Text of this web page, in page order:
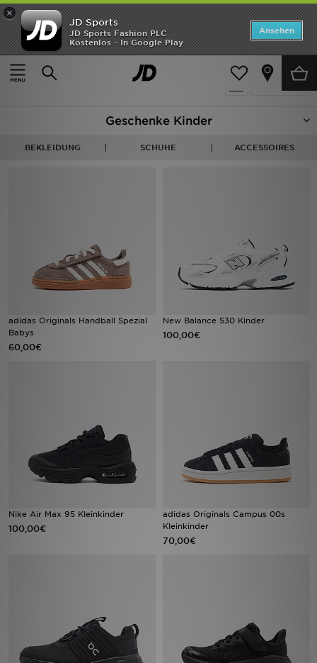
×
JD Sports
JD Sports Fashion PLC
Kostenlos - In Google Play
Ansehen
Startseite
Kinder
verfeinern
300 Produkte
Geschenke Kinder
BEKLEIDUNG SCHUHE ACCESSOIRES
adidas Originals Handball Spezial
Babys
60,00€
New Balance 530 Kinder
100,00€
Nike Air Max 95 Kleinkinder
100,00€
adidas Originals Campus 00s
Kleinkinder
70,00€
Startseite
ANGEBOTE
Herren
JD Exklusives
Fußball
Sport
Filialfinder
Mein JD
Meine Nachrichten